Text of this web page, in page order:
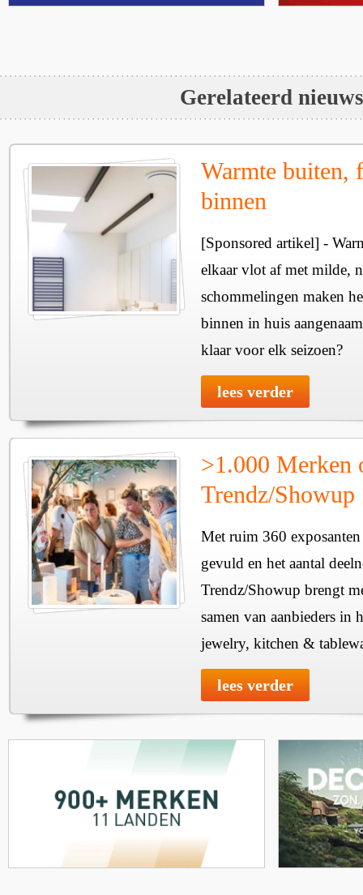
Gerelateerd nieuws
Warmte buiten,
binnen
[Sponsored artikel] -
elkaar vlot af met milde,
schommelingen maken
binnen in huis
klaar voor elk seizoen?
lees verder
>1.000 Merken
Trendz/Showup
Met ruim 360
gevuld en het aantal
Trendz/Showup brengt
samen van aanbieders in
jewelry, kitchen &
lees verder